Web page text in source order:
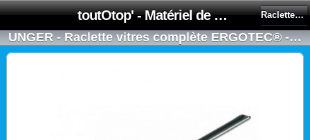
toutOtop' - Matériel de nettoyage, produit d'entretien, lubrifiant pour professionnel et particulier Raclettes ERGOTEC® - UNGER
UNGER - Raclette vitres complète ERGOTEC® - HARD en 35cm